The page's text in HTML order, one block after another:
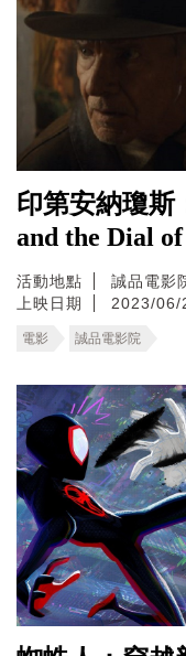
印第安納瓊斯
and the Dial
活動地點
誠品電影
上映日期
2023/06/
電影 誠品電影院